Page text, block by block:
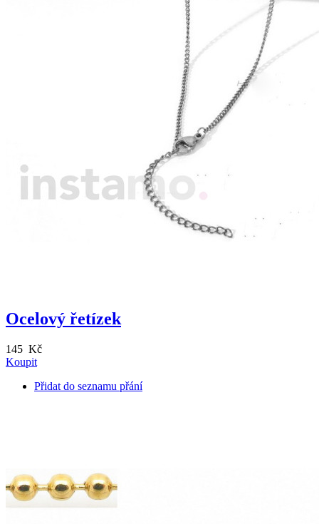
Ocelový řetízek
145 Kč
Koupit
Přidat do seznamu přání